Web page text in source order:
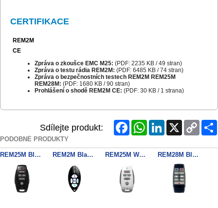
CERTIFIKACE
REM2M
CE
Zpráva o zkoušce EMC M25: (PDF: 2235 KB / 49 stran)
Zpráva o testu rádia REM2M: (PDF: 6485 KB / 74 stran)
Zpráva o bezpečnostních testech REM2M REM25M
REM28M: (PDF: 1680 KB / 90 stran)
Prohlášení o shodě REM2M CE: (PDF: 30 KB / 1 strana)
Sdílejte produkt: FacebookWhatsAppLinkedIn
Copy
Link
PODOBNÉ PRODUKTY
REM25M Black 868MHz 8-Button Remote REM2M Black 868MHz 5-Button Remote REM25M White 868MHz 5-Button Remote REM28M Black